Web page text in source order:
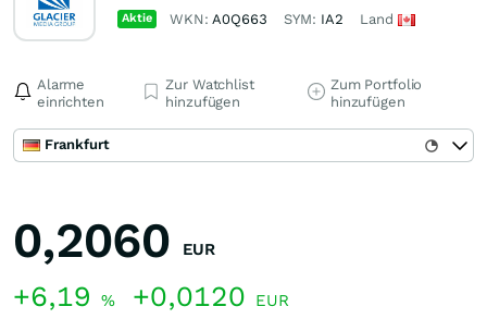
Aktie WKN:A0Q663 SYM: IA2 Land
Alarme
einrichten
Zur Watchlist
hinzufügen
Zum Portfolio
hinzufügen
Frankfurt
0,2060 EUR
+6,19 % +0,0120 EUR